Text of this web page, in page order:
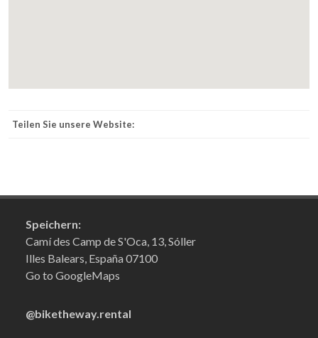
Teilen Sie unsere Website:
Speichern:
Camí des Camp de S'Oca, 13, Sóller
Illes Balears, España 07100
Go to GoogleMaps
@biketheway.rental